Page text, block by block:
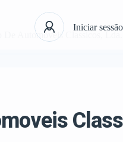
Iniciar sessão
De Automoveis Classicos, Lda.